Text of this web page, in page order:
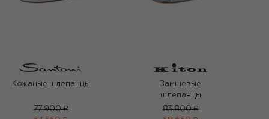
Кожаные шлепанцы
77 900 ₽
Замшевые
шлепанцы
83 800 ₽